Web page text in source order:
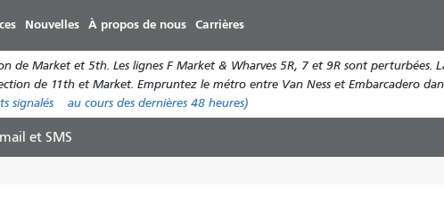
au
contenu
Nouvelles À propos de nous Carrières
de Market et 5th. Les lignes F Market & Wharves 5R, 7 et 9R sont perturbées.
de 11th et Market. Empruntez le métro entre Van Ness et Embarcadero
signalés au cours des dernières 48 heures)
et SMS